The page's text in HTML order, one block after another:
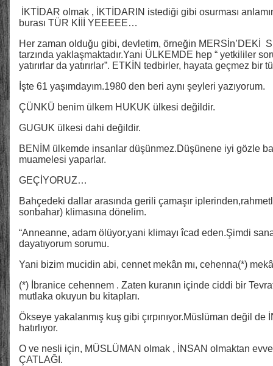
İKTİDAR olmak , İKTİDARIN istediği gibi osurması
burası TÜR Kİİİ YEEEEE…
Her zaman olduğu gibi, devletim, örneğin MERSİn’DEKİ
tarzında yaklaşmaktadır.Yani ÜLKEMDE hep “ yetkililer
yatırırlar da yatırırlar”. ETKİN tedbirler, hayata geçmez bir
İşte 61 yaşımdayım.1980 den beri aynı şeyleri yazıyorum.
ÇÜNKÜ benim ülkem HUKUK ülkesi değildir.
GUGUK ülkesi dahi değildir.
BENİM ülkemde insanlar düşünmez.Düşünene iyi gözle
muamelesi yaparlar.
GEÇİYORUZ…
Bahçedeki dallar arasında gerili çamaşır
sonbahar) klimasına dönelim.
“Anneanne, adam ölüyor,yani klimayı îcad eden.Şimdi
dayatıyorum sorumu.
Yani bizim mucidin abi, cennet mekân mı, cehenna(*)
(*) İbranice cehennem . Zaten kuranın içinde ciddi bir
mutlaka okuyun bu kitapları.
Ökseye yakalanmış kuş gibi çırpınıyor.Müslüman değil
hatırlıyor.
O ve nesli için, MÜSLÜMAN olmak , İNSAN olmaktan
ÇATLAĞI.